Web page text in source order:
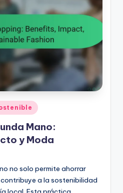
Mano:
y Moda
no solo permite ahorrar
a la sostenibilidad